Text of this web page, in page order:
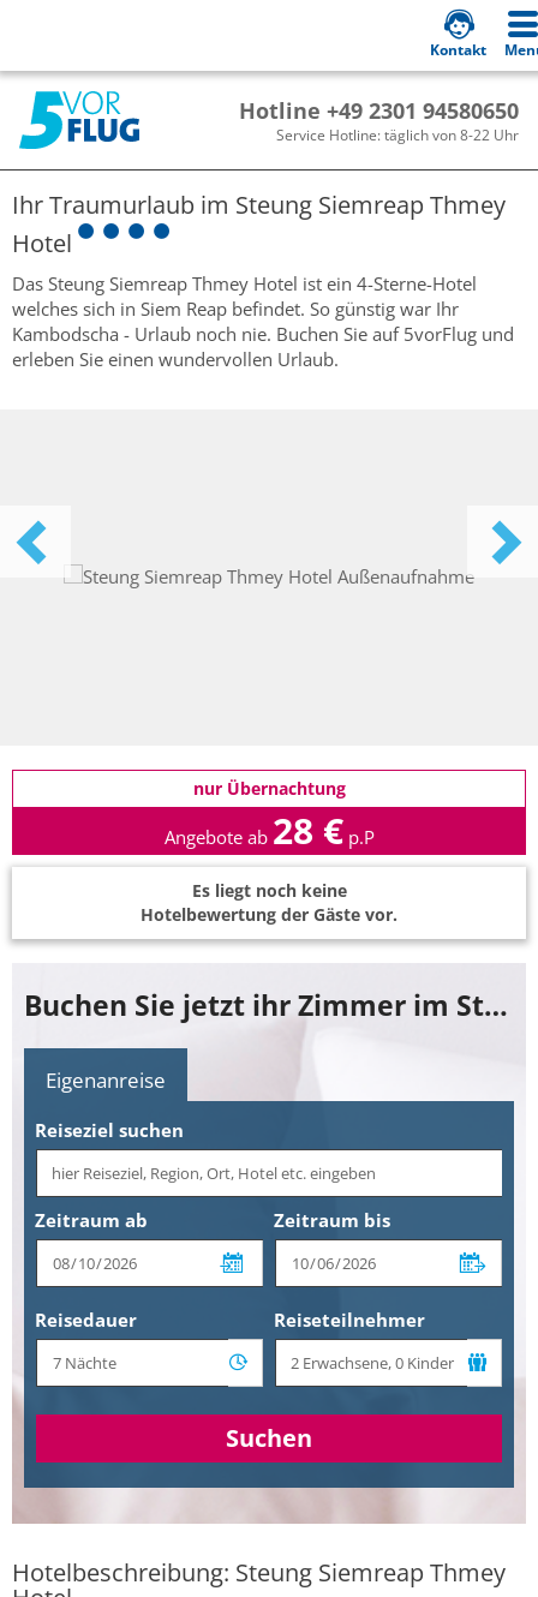
Hotline +49 2301 94580650
Service Hotline: täglich von 8-22 Uhr
Kontakt
Ihr Traumurlaub im Steung Siemreap Thmey
Hotel
Das Steung Siemreap Thmey Hotel ist ein 4-Sterne-Hotel
welches sich in Siem Reap befindet. So günstig war Ihr
Kambodscha - Urlaub noch nie. Buchen Sie auf 5vorFlug und
erleben Sie einen wundervollen Urlaub.
nur Übernachtung
Angebote ab 28 € p.P
Es liegt noch keine
Hotelbewertung der Gäste vor.
Buchen Sie jetzt ihr Zimmer im Steung Siemreap Thmey Hotel
Eigenanreise
Reiseziel suchen
Zeitraum ab Zeitraum bis
Reisedauer Reiseteilnehmer
Suchen
Hotelbeschreibung: Steung Siemreap Thmey